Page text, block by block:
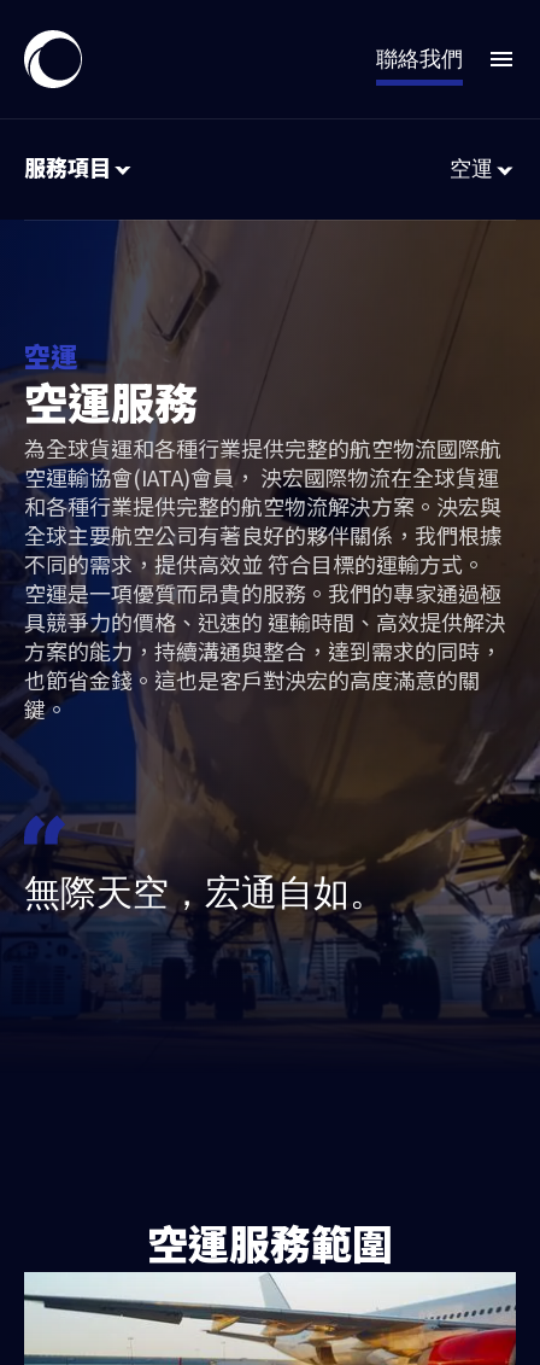
聯絡我們
服務項目 空運
空運
空運服務
為全球貨運和各種行業提供完整的航空物流國際航
空運輸協會(IATA)會員， 泱宏國際物流在全球貨運
和各種行業提供完整的航空物流解決方案。泱宏與
全球主要航空公司有著良好的夥伴關係，我們根據
不同的需求，提供高效並 符合目標的運輸方式。
空運是一項優質而昂貴的服務。我們的專家通過極
具競爭力的價格、迅速的 運輸時間、高效提供解決
方案的能力，持續溝通與整合，達到需求的同時，
也節省金錢。這也是客戶對泱宏的高度滿意的關
鍵。
無際天空，宏通自如。
空運服務範圍